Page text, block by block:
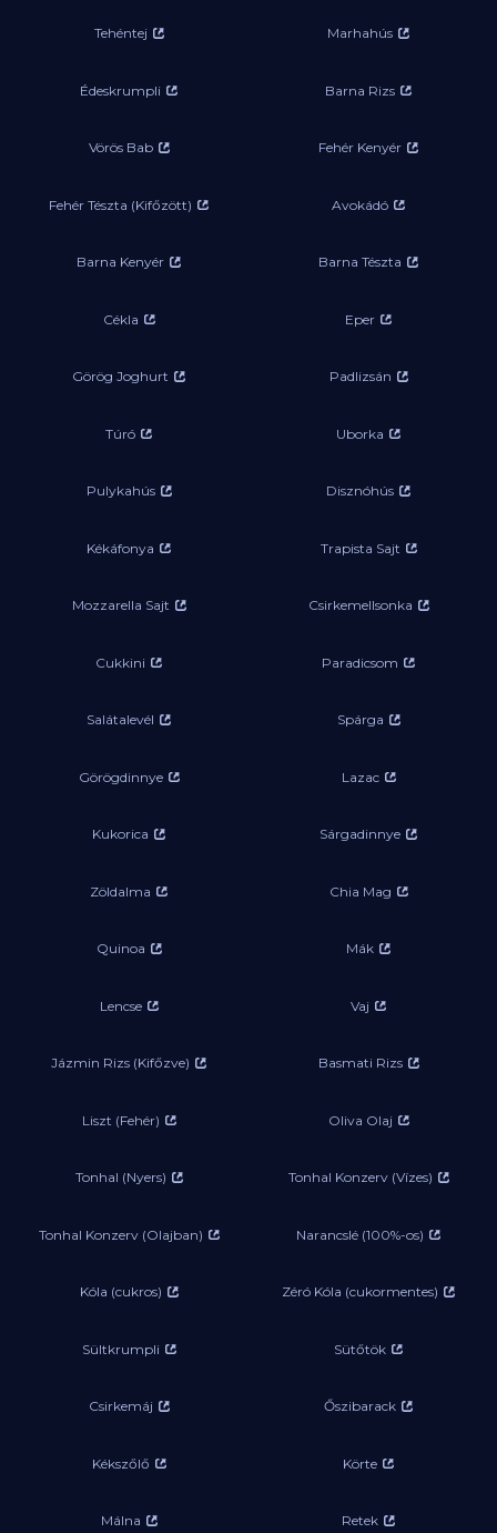
Tehéntej Marhahús
Édeskrumpli Barna Rizs
Vörös Bab Fehér Kenyér
Fehér Tészta (Kifőzött) Avokádó
Barna Kenyér Barna Tészta
Cékla Eper
Görög Joghurt Padlizsán
Túró Uborka
Pulykahús Disznóhús
Kékáfonya Trapista Sajt
Mozzarella Sajt Csirkemellsonka
Cukkini Paradicsom
Salátalevél Spárga
Görögdinnye Lazac
Kukorica Sárgadinnye
Zöldalma Chia Mag
Quinoa Mák
Lencse Vaj
Jázmin Rizs (Kifőzve) Basmati Rizs
Liszt (Fehér) Oliva Olaj
Tonhal (Nyers) Tonhal Konzerv (Vízes)
Tonhal Konzerv (Olajban) Narancslé (100%-os)
Kóla (cukros) Zéró Kóla (cukormentes)
Sültkrumpli Sütőtök
Csirkemáj Őszibarack
Kékszőlő Körte
Málna Retek